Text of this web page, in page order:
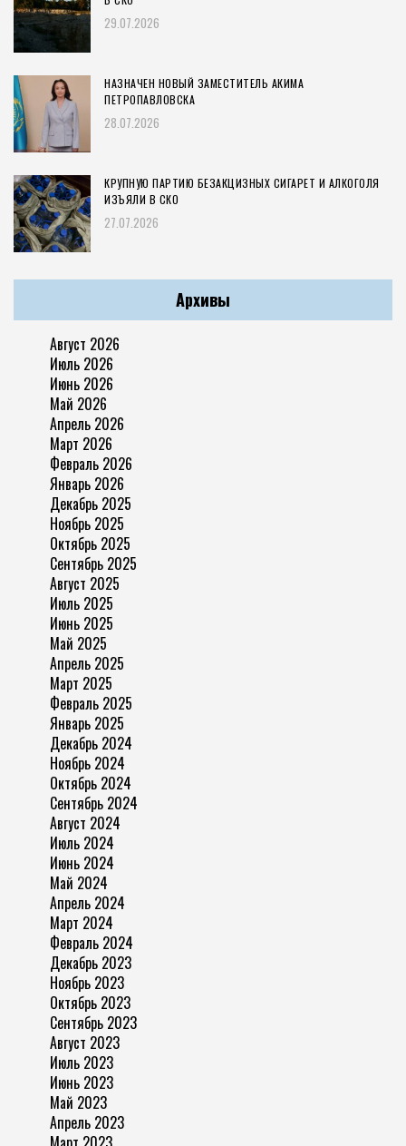
29.07.2026
НАЗНАЧЕН НОВЫЙ ЗАМЕСТИТЕЛЬ АКИМА
ПЕТРОПАВЛОВСКА
28.07.2026
КРУПНУЮ ПАРТИЮ БЕЗАКЦИЗНЫХ СИГАРЕТ И АЛКОГОЛЯ
ИЗЪЯЛИ В СКО
27.07.2026
Архивы
Август 2026
Июль 2026
Июнь 2026
Май 2026
Апрель 2026
Март 2026
Февраль 2026
Январь 2026
Декабрь 2025
Ноябрь 2025
Октябрь 2025
Сентябрь 2025
Август 2025
Июль 2025
Июнь 2025
Май 2025
Апрель 2025
Март 2025
Февраль 2025
Январь 2025
Декабрь 2024
Ноябрь 2024
Октябрь 2024
Сентябрь 2024
Август 2024
Июль 2024
Июнь 2024
Май 2024
Апрель 2024
Март 2024
Февраль 2024
Декабрь 2023
Ноябрь 2023
Октябрь 2023
Сентябрь 2023
Август 2023
Июль 2023
Июнь 2023
Май 2023
Апрель 2023